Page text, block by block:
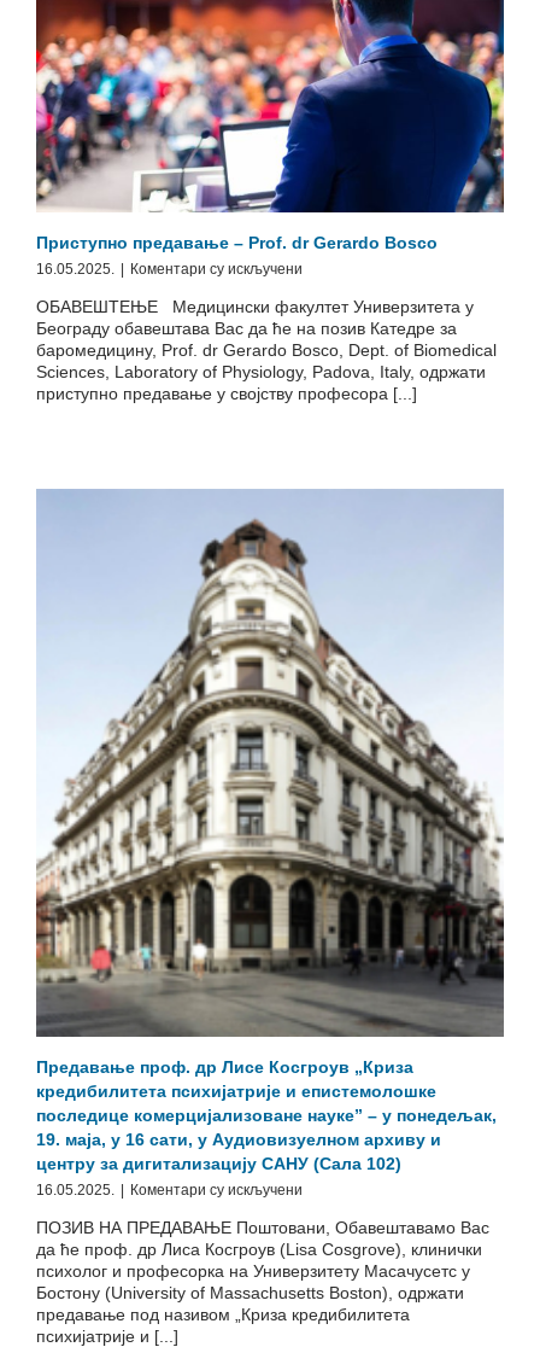
Приступно предавање – Prof. dr Gerardo Bosco
16.05.2025. Коментари су искључени
предавање
–
Prof.
dr
Gerardo
ОБАВЕШТЕЊЕ Медицински факултет Универзитета у
Београду обавештава Вас да ће на позив Катедре за
баромедицину, Prof. dr Gerardo Bosco, Dept. of Biomedical
Sciences, Laboratory of Physiology, Padova, Italy, одржати
приступно предавање у својству професора [...]
Предавање проф. др Лисе Косгроув „Криза
кредибилитета психијатрије и епистемолошке
последице комерцијализоване науке” – у понедељак,
19. маја, у 16 сати, у Аудиовизуелном архиву и
центру за дигитализацију САНУ (Сала 102)
16.05.2025. Коментари су искључени
проф.
др
Лисе
Косгроув
„Криза
ПОЗИВ НА ПРЕДАВАЊЕ Поштовани, Обавештавамо Вас
да ће проф. др Лиса Косгроув (Lisa Cosgrove), клинички
психолог и професорка на Универзитету Масачусетс у
Бостону (University of Massachusetts Boston), одржати
предавање под називом „Криза кредибилитета
психијатрије и [...]